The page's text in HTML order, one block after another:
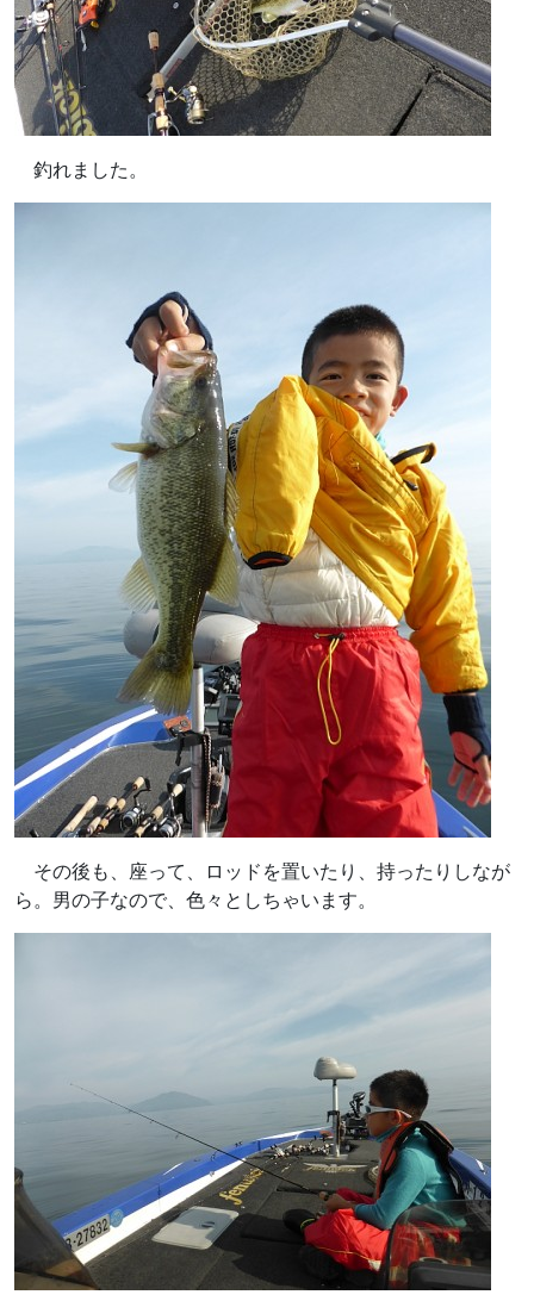
釣れました。
その後も、座って、ロッドを置いたり、持ったりしなが
ら。男の子なので、色々としちゃいます。